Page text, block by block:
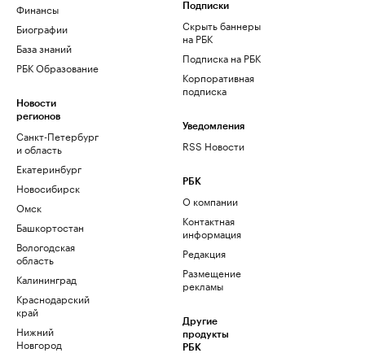
Финансы
Биографии
База знаний
РБК Образование
Новости
регионов
Санкт-Петербург
и область
Екатеринбург
Новосибирск
Омск
Башкортостан
Вологодская
область
Калининград
Краснодарский
край
Нижний
Новгород
Подписки
Скрыть баннеры
на РБК
Подписка на РБК
Корпоративная
подписка
Уведомления
RSS Новости
РБК
О компании
Контактная
информация
Редакция
Размещение
рекламы
Другие
продукты
РБК